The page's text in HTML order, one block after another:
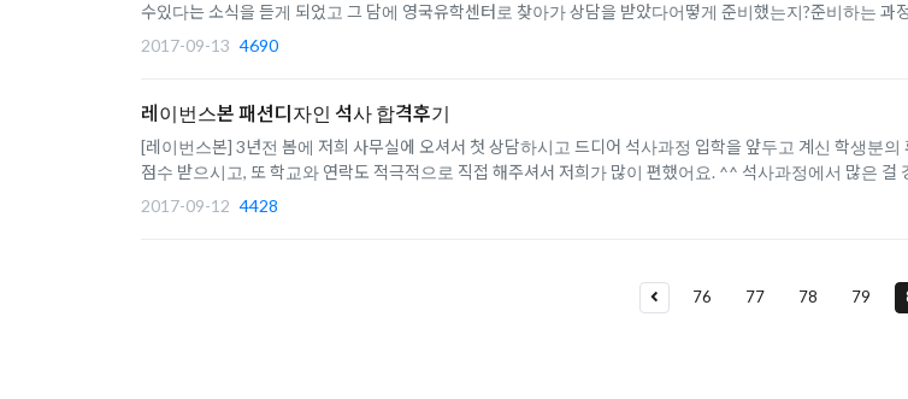
수있다는 소식을 듣게 되었고 그 담에 영국유학센터로 찾아가 상담을 받았다어떻게 준비했는지?준비하는 과
2017-09-13 4690
레이번스본 패션디자인 석사 합격후기
[레이번스본] 3년전 봄에 저희 사무실에 오셔서 첫 상담하시고 드디어 석사과정 입학을 앞두고 계신 학생분의
점수 받으시고, 또 학교와 연락도 적극적으로 직접 해주셔서 저희가 많이 편했어요. ^^ 석사과정에서 많은 걸
2017-09-12 4428
76 77 78 79